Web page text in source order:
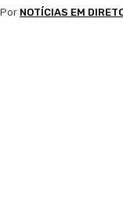
Por NOTÍCIAS EM